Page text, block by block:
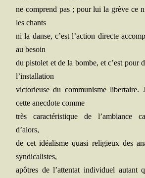
ne com­prend pas ; pour lui la grève ce
les chants
ni la danse, c’est l’action directe
au besoin
du pis­to­let et de la bombe, et c’est pour
l’installation
vic­to­rieuse du com­mu­nisme liber­taire.
cette anec­dote comme
très carac­té­ris­tique de l’ambiance
d’alors,
de cet idéa­lisme qua­si reli­gieux des
syndicalistes,
apôtres de l’attentat indi­vi­duel autant